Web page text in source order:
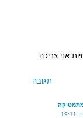
אני צריכה
תגובה